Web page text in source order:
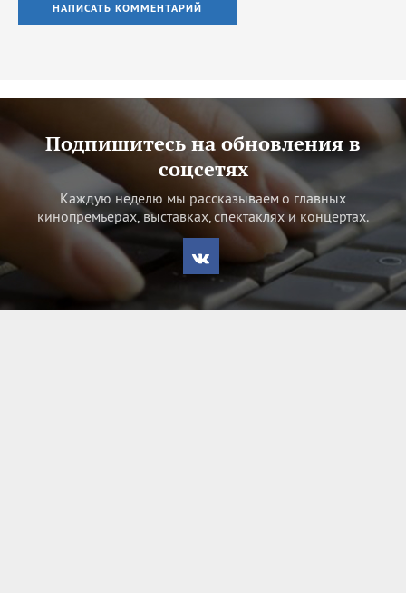
НАПИСАТЬ КОММЕНТАРИЙ
Подпишитесь на обновления в
соцсетях
Каждую неделю мы рассказываем о главных
кинопремьерах, выставках, спектаклях и концертах.